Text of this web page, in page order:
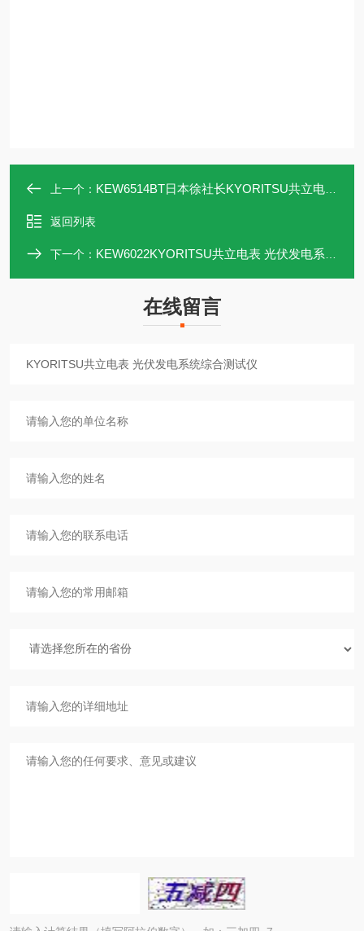
上一个： KEW6514BT日本徐社长KYORITSU共立电表 多功能测试仪
返回列表
下一个： KEW6022KYORITSU共立电表 光伏发电系统综合测试仪
在线留言